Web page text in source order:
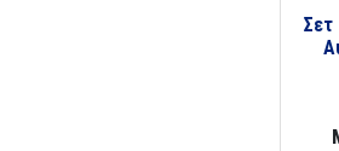
Σετ